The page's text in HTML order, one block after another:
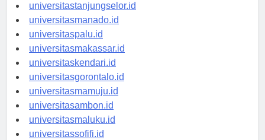
universitastanjungselor.id
universitasmanado.id
universitaspalu.id
universitasmakassar.id
universitaskendari.id
universitasgorontalo.id
universitasmamuju.id
universitasambon.id
universitasmaluku.id
universitassofifi.id